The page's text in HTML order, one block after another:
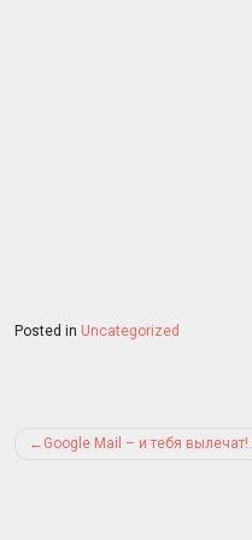
Posted in Uncategorized
Post
Google Mail – и тебя